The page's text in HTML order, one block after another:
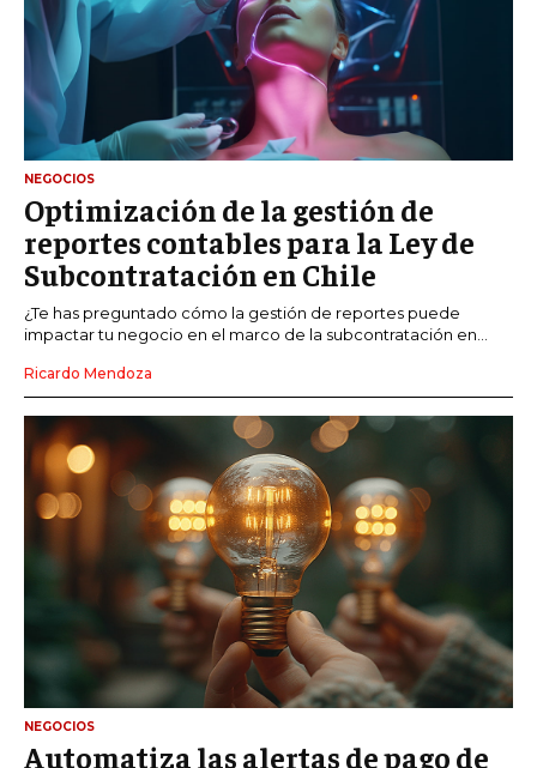
NEGOCIOS
Optimización de la gestión de
reportes contables para la Ley de
Subcontratación en Chile
¿Te has preguntado cómo la gestión de reportes puede
impactar tu negocio en el marco de la subcontratación en...
Ricardo Mendoza
NEGOCIOS
Automatiza las alertas de pago de